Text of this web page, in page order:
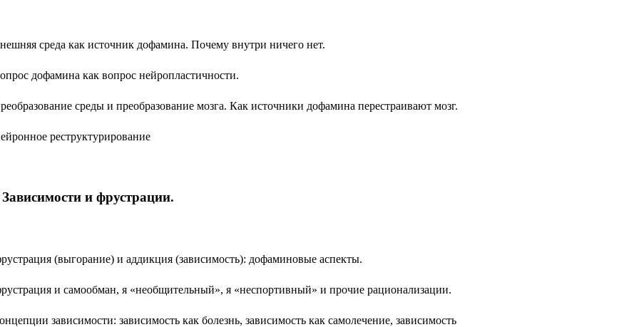
среда как источник дофамина. Почему внутри ничего нет.
дофамина как вопрос нейропластичности.
среды и преобразование мозга. Как источники дофамина перестраивают мозг.
реструктурирование
и фрустрации.
(выгорание) и аддикция (зависимость): дофаминовые аспекты.
и самообман, я «необщительный», я «неспортивный» и прочие рационализации.
зависимости: зависимость как болезнь, зависимость как самолечение, зависимость